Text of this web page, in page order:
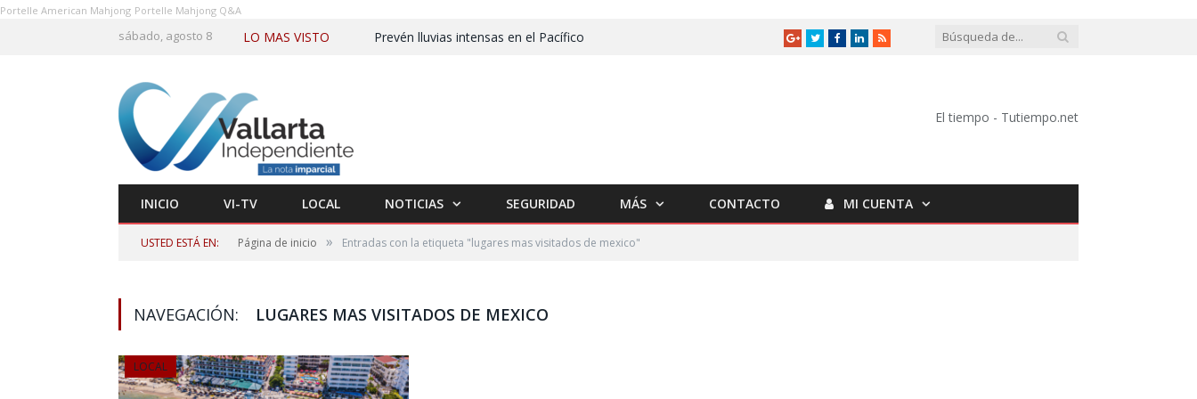
Portelle American Mahjong Portelle Mahjong Q&A
sábado, agosto 8 LO MAS VISTO Prevén lluvias intensas en el Pacífico
GoogleTwitterFacebookLinkedIn
RSS
El tiempo - Tutiempo.net
INICIO VI-TV LOCAL NOTICIAS SEGURIDAD MÁS CONTACTO MI CUENTA
USTED ESTÁ EN: Página de inicio » Entradas con la etiqueta "lugares mas visitados de mexico"
NAVEGACIÓN: LUGARES MAS VISITADOS DE MEXICO
LOCAL